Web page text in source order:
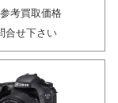
考買取価格
合せ下さい